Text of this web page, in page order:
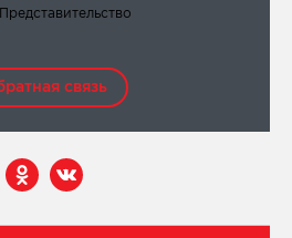
связь